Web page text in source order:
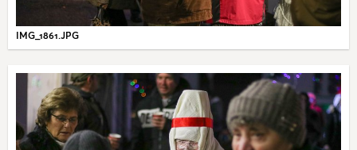
IMG_1861.JPG